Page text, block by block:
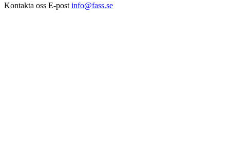
Kontakta oss E-post info@fass.se